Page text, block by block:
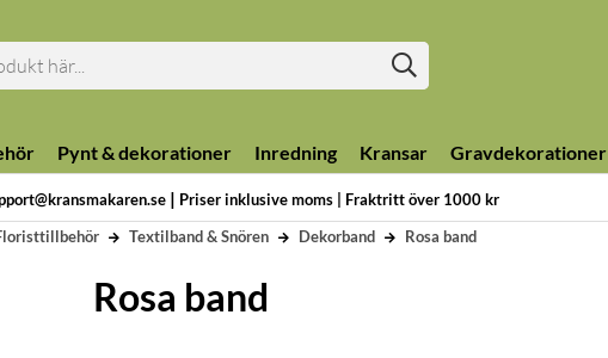
| Priser inklusive moms | Fraktritt över 1000 kr
Pynt & dekorationer Inredning Kransar Gravdekorationer
Textilband & Snören Dekorband Rosa band
Rosa band